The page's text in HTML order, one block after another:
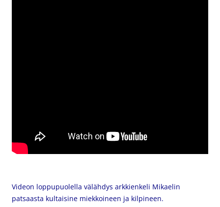
Videon loppupuolella välähdys arkkienkeli Mikaelin
patsaasta kultaisine miekkoineen ja kilpineen.